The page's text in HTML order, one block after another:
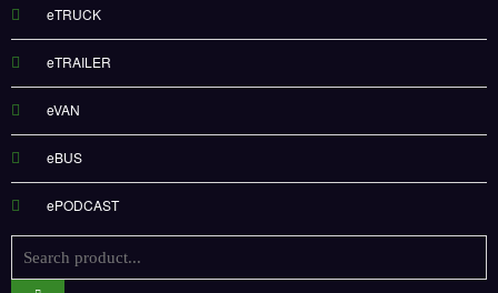
eTRUCK
eTRAILER
eVAN
eBUS
ePODCAST